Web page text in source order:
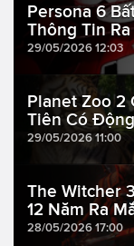
Persona 6
Thông Tin
29/05/2026 12:03
Planet Zoo 2
Tiên Có
29/05/2026 11:00
The Witcher
12 Năm Ra
28/05/2026 17:00